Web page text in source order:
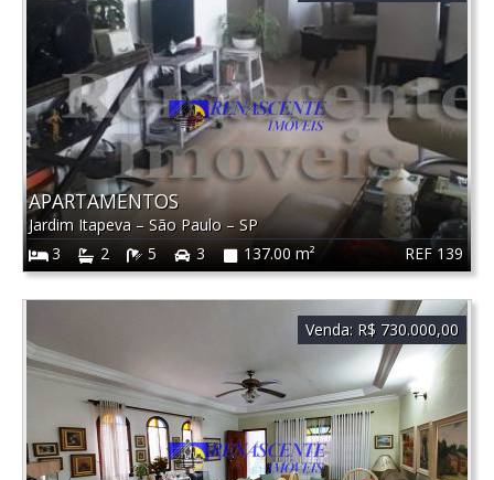
REF 139
APARTAMENTOS
Jardim Itapeva – São Paulo – SP
3
2 5 3 137.00 m²
Venda: R$ 730.000,00